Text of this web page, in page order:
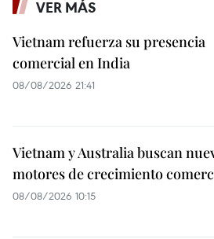
VER MÁS
Vietnam refuerza su presencia
comercial en India
08/08/2026 21:41
Vietnam y Australia buscan
motores de crecimiento
08/08/2026 10:15